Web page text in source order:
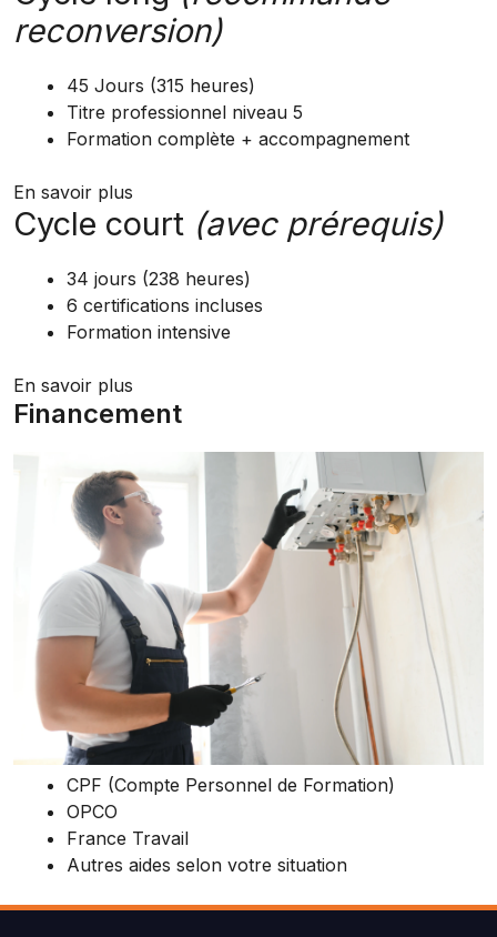
reconversion)
45 Jours (315 heures)
Titre professionnel niveau 5
Formation complète + accompagnement
En savoir plus
Cycle court (avec prérequis)
34 jours (238 heures)
6 certifications incluses
Formation intensive
En savoir plus
Financement
CPF (Compte Personnel de Formation)
OPCO
France Travail
Autres aides selon votre situation